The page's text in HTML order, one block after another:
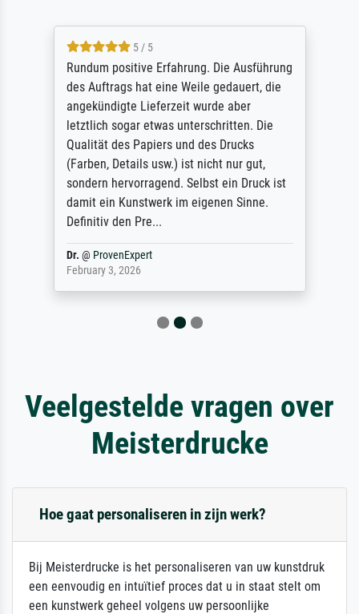
5 / 5
Rundum positive Erfahrung. Die Ausführung
des Auftrags hat eine Weile gedauert, die
angekündigte Lieferzeit wurde aber
letztlich sogar etwas unterschritten. Die
Qualität des Papiers und des Drucks
(Farben, Details usw.) ist nicht nur gut,
sondern hervorragend. Selbst ein Druck ist
damit ein Kunstwerk im eigenen Sinne.
Definitiv den Pre...
Dr. @ ProvenExpert
February 3, 2026
Veelgestelde vragen over
Meisterdrucke
Hoe gaat personaliseren in zijn werk?
Bij Meisterdrucke is het personaliseren van uw kunstdruk
een eenvoudig en intuïtief proces dat u in staat stelt om
een kunstwerk geheel volgens uw persoonlijke